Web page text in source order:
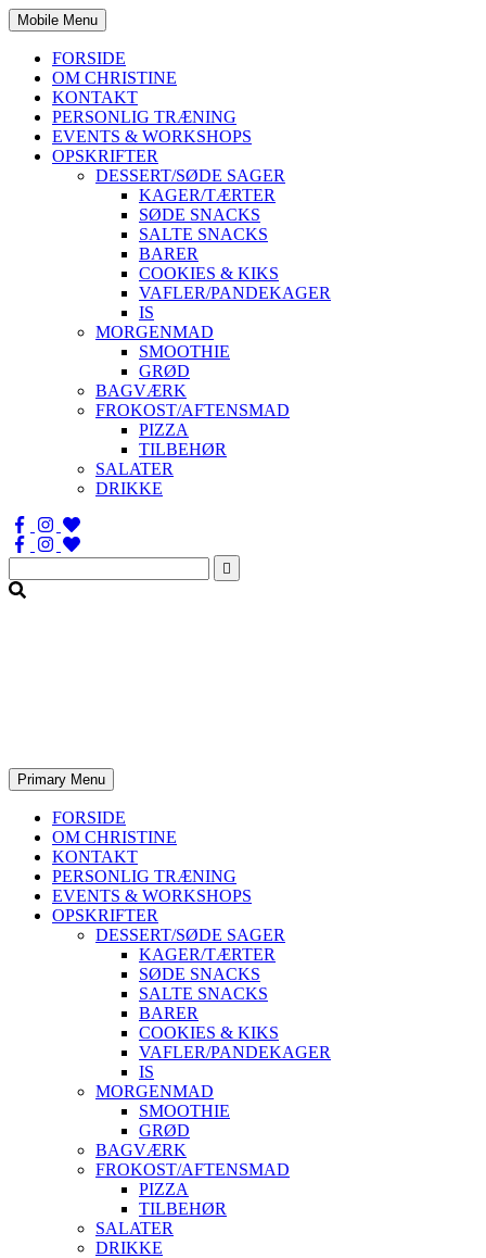
Mobile Menu
FORSIDE
OM CHRISTINE
KONTAKT
PERSONLIG TRÆNING
EVENTS & WORKSHOPS
OPSKRIFTER
DESSERT/SØDE SAGER
KAGER/TÆRTER
SØDE SNACKS
SALTE SNACKS
BARER
COOKIES & KIKS
VAFLER/PANDEKAGER
IS
MORGENMAD
SMOOTHIE
GRØD
BAGVÆRK
FROKOST/AFTENSMAD
PIZZA
TILBEHØR
SALATER
DRIKKE
Søg
efter:
Primary Menu
FORSIDE
OM CHRISTINE
KONTAKT
PERSONLIG TRÆNING
EVENTS & WORKSHOPS
OPSKRIFTER
DESSERT/SØDE SAGER
KAGER/TÆRTER
SØDE SNACKS
SALTE SNACKS
BARER
COOKIES & KIKS
VAFLER/PANDEKAGER
IS
MORGENMAD
SMOOTHIE
GRØD
BAGVÆRK
FROKOST/AFTENSMAD
PIZZA
TILBEHØR
SALATER
DRIKKE